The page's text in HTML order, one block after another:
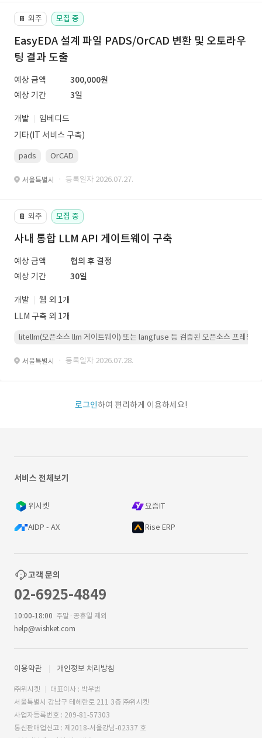
📔 외주 모집 중
EasyEDA 설계 파일 PADS/OrCAD 변환 및 오토라우
팅 결과 도출
예상 금액
300,000원
예상 기간
3일
개발
임베디드
기타(IT 서비스 구축)
pads OrCAD
서울특별시 · 등록일자 2026.07.27.
📔 외주 모집 중
사내 통합 LLM API 게이트웨이 구축
예상 금액
협의 후 결정
예상 기간
30일
개발
웹 외 1개
LLM 구축 외 1개
litellm(오픈소스 llm 게이트웨이) 또는 langfuse 등 검증된 오픈소스 프레임워
서울특별시 · 등록일자 2026.07.28.
로그인하여 편리하게 이용하세요!
서비스 전체보기
위시켓 요즘IT
AIDP - AX Rise ERP
고객 문의
02-6925-4849
10:00-18:00 주말·공휴일 제외
help@wishket.com
이용약관 개인정보 처리방침
㈜위시켓
대표이사 : 박우범
서울특별시 강남구 테헤란로 211 3층 ㈜위시켓
사업자등록번호 : 209-81-57303
통신판매업신고 : 제2018-서울강남-02337 호